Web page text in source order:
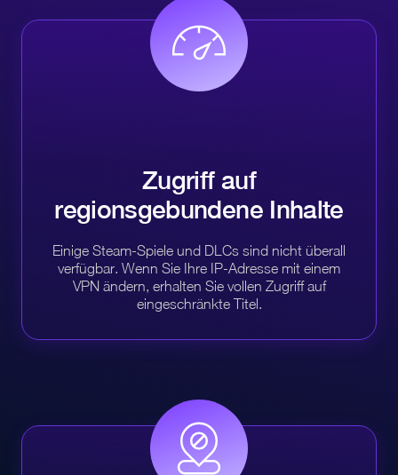
Zugriff auf
regionsgebundene Inhalte
Einige Steam-Spiele und DLCs sind nicht überall
verfügbar. Wenn Sie Ihre IP-Adresse mit einem
VPN ändern, erhalten Sie vollen Zugriff auf
eingeschränkte Titel.